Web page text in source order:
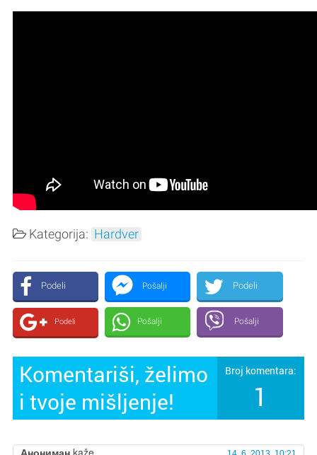
Kategorija: Hardver
Podeli Pošalji Podeli
Podeli Pošalji Pošalji
Komentariši, želimo
i tvoje mišljenje!
Broj komentara:
1
Анониман kaže,